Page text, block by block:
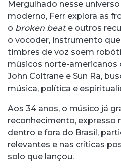
Mergulhado nesse
moderno, Ferr explora as
o broken beate outros
o vocoder, instrumento
timbres de voz soem
músicos norte-americanos
John Coltrane e Sun Ra,
música, política e
Aos 34 anos, o músico já
reconhecimento, expresso
dentro e fora do Brasil,
relevantes e nas críticas
solo que lançou.